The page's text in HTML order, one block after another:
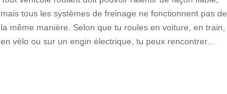
mais tous les systèmes de freinage ne fonctionnent pas de
la même manière. Selon que tu roules en voiture, en train,
en vélo ou sur un engin électrique, tu peux rencontrer...